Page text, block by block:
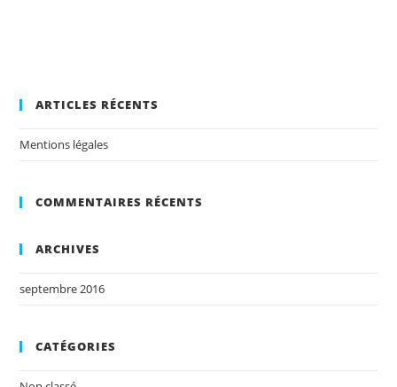
ARTICLES RÉCENTS
Mentions légales
COMMENTAIRES RÉCENTS
ARCHIVES
septembre 2016
CATÉGORIES